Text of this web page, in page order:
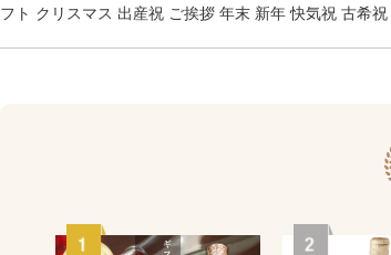
フト クリスマス 出産祝 ご挨拶 年末 新年 快気祝 古希